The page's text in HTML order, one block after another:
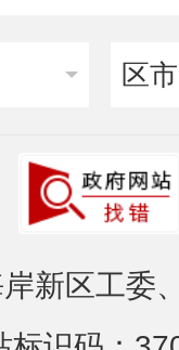
区
新区工委